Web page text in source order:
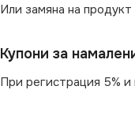
Или замяна на продукт
Купони за
При регистрация 5% и